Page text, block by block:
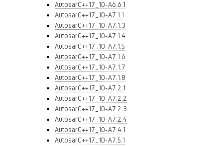
AutosarC++17_10-A6.6.1
AutosarC++17_10-A7.1.1
AutosarC++17_10-A7.1.3
AutosarC++17_10-A7.1.4
AutosarC++17_10-A7.1.5
AutosarC++17_10-A7.1.6
AutosarC++17_10-A7.1.7
AutosarC++17_10-A7.1.8
AutosarC++17_10-A7.2.1
AutosarC++17_10-A7.2.2
AutosarC++17_10-A7.2.3
AutosarC++17_10-A7.2.4
AutosarC++17_10-A7.4.1
AutosarC++17_10-A7.5.1